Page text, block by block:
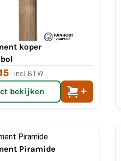
koper
incl. BTW
bekijken
Piramide